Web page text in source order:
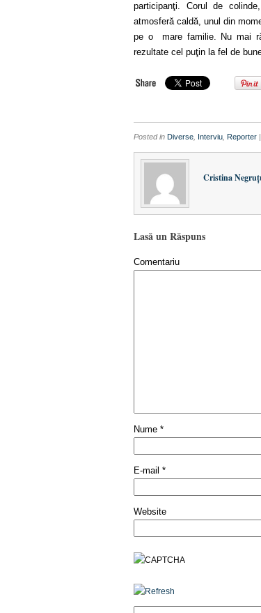
participanţi. Corul de
atmosferă caldă, unul din
pe o mare familie. Nu mai
rezultate cel puţin la fel de
Posted in Diverse Interviu Reporter
Cristina
Lasă un Răspuns
Comentariu
Nume *
E-mail *
Website